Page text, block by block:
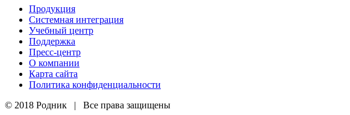
Продукция
Системная интеграция
Учебный центр
Поддержка
Пресс-центр
О компании
Карта сайта
Политика конфиденциальности
© 2018 Родник | Все права защищены